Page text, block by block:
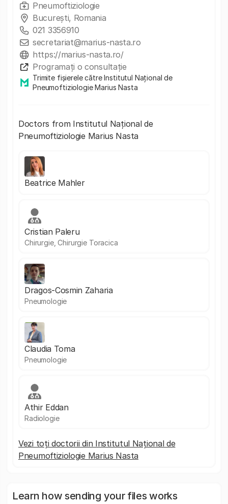
Pneumoftiziologie
București, Romania
021 3356910
secretariat@marius-nasta.ro
https://marius-nasta.ro/
Programați o consultație
Trimite fișierele către Institutul Național de
Pneumoftiziologie Marius Nasta
Doctors from Institutul Național de
Pneumoftiziologie Marius Nasta
Beatrice Mahler
Cristian Paleru
Chirurgie, Chirurgie Toracica
Dragos-Cosmin Zaharia
Pneumologie
Claudia Toma
Pneumologie
Athir Eddan
Radiologie
Vezi toți doctorii din Institutul Național de
Pneumoftiziologie Marius Nasta
Learn how sending your files works